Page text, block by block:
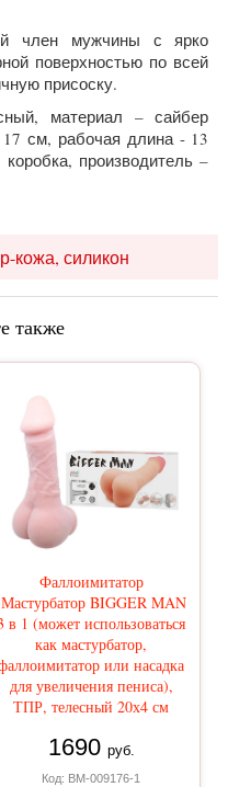
член мужчины с ярко
поверхностью по всей
присоску.
материал – сайбер
см, рабочая длина - 13
производитель –
силикон
также
Фаллоимитатор
BIGGER MAN
в 1 (может использоваться
как мастурбатор,
или насадка
для увеличения пениса),
ТПР, телесный 20х4 см
1690 руб.
Код: BM-009176-1